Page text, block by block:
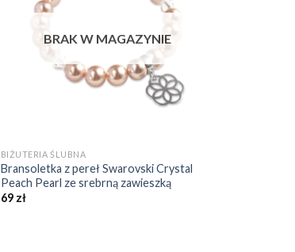
BRAK W MAGAZYNIE
BIŻUTERIA ŚLUBNA
Bransoletka z pereł Swarovski Crystal
Peach Pearl ze srebrną zawieszką
69zł